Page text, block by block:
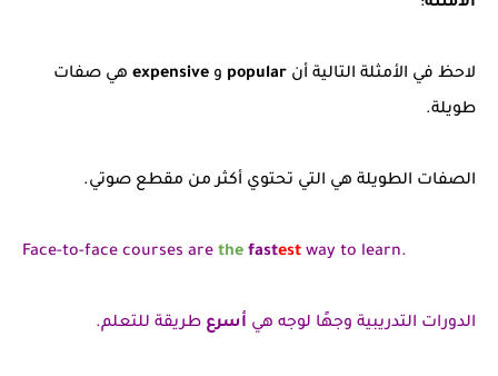
لاحظ في الأمثلة التالية أن popular و expensive هي صفات
طويلة.
الصفات الطويلة هي التي تحتوي أكثر من مقطع صوتي.
Face-to-face courses are the fastest way to learn.
الدورات التدريبية وجهًا لوجه هي أسرع طريقة للتعلم.